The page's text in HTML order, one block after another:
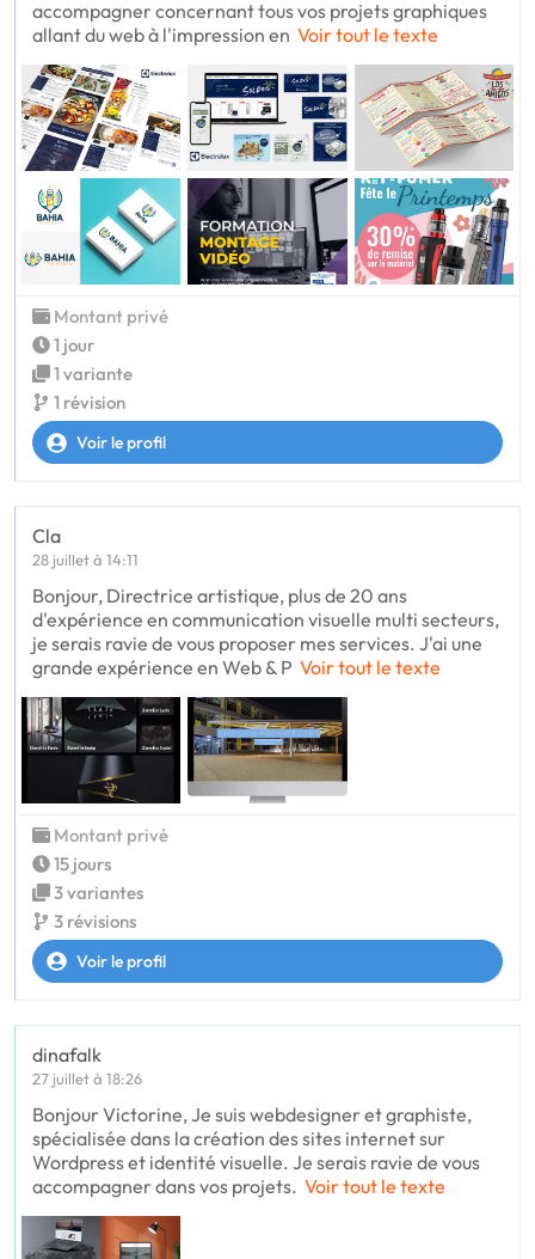
accompagner concernant tous vos projets graphiques
allant du web à l'impression en Voir tout le texte
Montant privé
1 jour
1 variante
1 révision
Voir le profil
Cla
28 juillet à 14:11
Bonjour, Directrice artistique, plus de 20 ans
d'expérience en communication visuelle multi secteurs,
je serais ravie de vous proposer mes services. J'ai une
grande expérience en Web & P Voir tout le texte
Montant privé
15 jours
3 variantes
3 révisions
Voir le profil
dinafalk
27 juillet à 18:26
Bonjour Victorine, Je suis webdesigner et graphiste,
spécialisée dans la création des sites internet sur
Wordpress et identité visuelle. Je serais ravie de vous
accompagner dans vos projets. Voir tout le texte